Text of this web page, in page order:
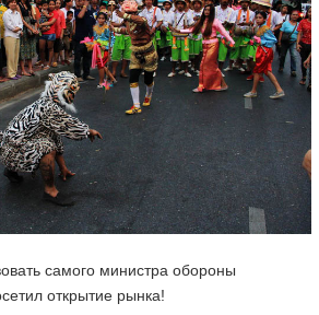
самого министра обороны
открытие рынка!